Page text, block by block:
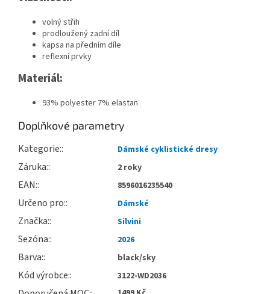
volný střih
prodloužený zadní díl
kapsa na předním díle
reflexní prvky
Materiál:
93% polyester 7% elastan
Doplňkové parametry
Kategorie: Dámské cyklistické dresy
Záruka: 2 roky
EAN: 8596016235540
Určeno pro: Dámské
Značka: Silvini
Sezóna: 2026
Barva: black/sky
Kód výrobce: 3122-WD2036